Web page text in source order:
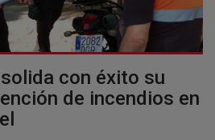
con éxito su
de incendios en